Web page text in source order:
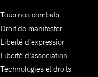
Tous nos combats
Droit de manifester
Liberté d'expression
Liberté d'association
Technologies et droits